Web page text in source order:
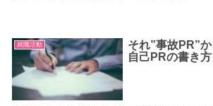
就職活動
それ”事故PR”
自己PRの書き